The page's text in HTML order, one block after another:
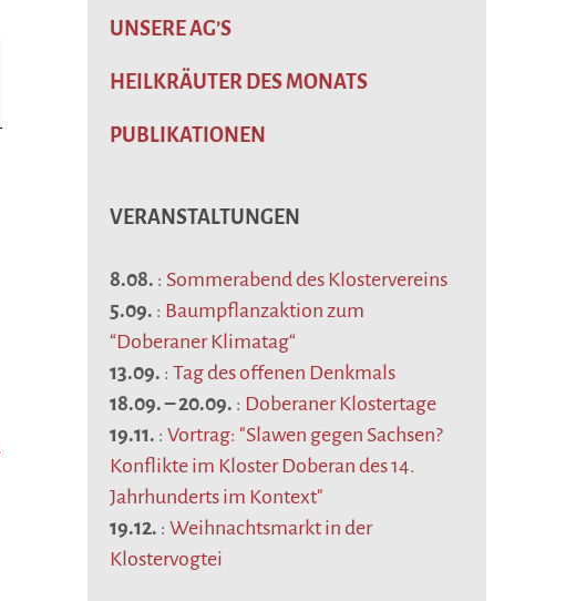
UNSERE AG’S
HEILKRÄUTER DES MONATS
PUBLIKATIONEN
VERANSTALTUNGEN
8.08. : Sommerabend des Klostervereins
5.09. : Baumpflanzaktion zum
“Doberaner Klimatag“
13.09. : Tag des offenen Denkmals
18.09. – 20.09. : Doberaner Klostertage
19.11. : Vortrag: "Slawen gegen Sachsen?
Konflikte im Kloster Doberan des 14.
Jahrhunderts im Kontext"
19.12. : Weihnachtsmarkt in der
Klostervogtei